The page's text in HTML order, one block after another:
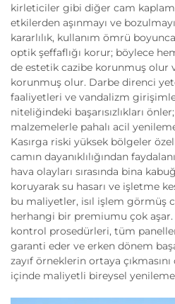
kirleticiler gibi diğer cam
etkilerden aşınmayı ve
kararlılık, kullanım ömrü
optik şeffaflığı korur; böylece
de estetik cazibe korunmuş olur
korunmuş olur. Darbe direnci
faaliyetleri ve vandalizm
niteliğindeki başarısızlıkları
malzemelerle pahalı acil
Kasırga riski yüksek bölgeler
camın dayanıklılığından
hava olayları sırasında bina
koruyarak su hasarı ve işletme
bu maliyetler, isıl işlem görmüş
herhangi bir premiumu çok
kontrol prosedürleri, tüm
garanti eder ve erken dönem
zayıf örneklerin ortaya
içinde maliyetli bireysel